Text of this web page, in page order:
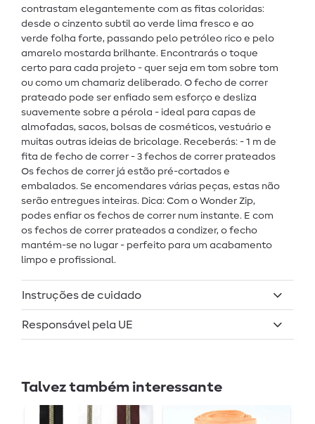
contrastam elegantemente com as fitas coloridas:
desde o cinzento subtil ao verde lima fresco e ao
verde folha forte, passando pelo petróleo rico e pelo
amarelo mostarda brilhante. Encontrarás o toque
certo para cada projeto - quer seja em tom sobre tom
ou como um chamariz deliberado. O fecho de correr
prateado pode ser enfiado sem esforço e desliza
suavemente sobre a pérola - ideal para capas de
almofadas, sacos, bolsas de cosméticos, vestuário e
muitas outras ideias de bricolage. Receberás: - 1 m de
fita de fecho de correr - 3 fechos de correr prateados
Os fechos de correr já estão pré-cortados e
embalados. Se encomendares várias peças, estas não
serão entregues inteiras. Dica: Com o Wonder Zip,
podes enfiar os fechos de correr num instante. E com
os fechos de correr prateados a condizer, o fecho
mantém-se no lugar - perfeito para um acabamento
limpo e profissional.
Instruções de cuidado
Responsável pela UE
Talvez também interessante